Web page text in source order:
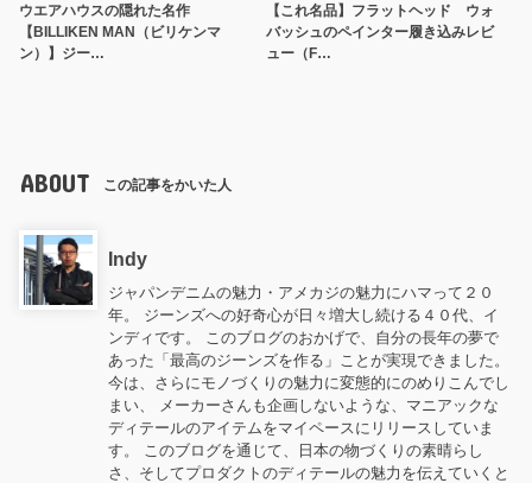
ウエアハウスの隠れた名作
【BILLIKEN MAN（ビリケンマ
ン）】ジー…
【これ名品】フラットヘッド ウォ
バッシュのペインター履き込みレビ
ュー（F…
ABOUT この記事をかいた人
Indy
ジャパンデニムの魅力・アメカジの魅力にハマって２０
年。 ジーンズへの好奇心が日々増大し続ける４０代、イ
ンディです。 このブログのおかげで、自分の長年の夢で
あった「最高のジーンズを作る」ことが実現できました。
今は、さらにモノづくりの魅力に変態的にのめりこんでし
まい、 メーカーさんも企画しないような、マニアックな
ディテールのアイテムをマイペースにリリースしていま
す。 このブログを通じて、日本の物づくりの素晴らし
さ、そしてプロダクトのディテールの魅力を伝えていくと